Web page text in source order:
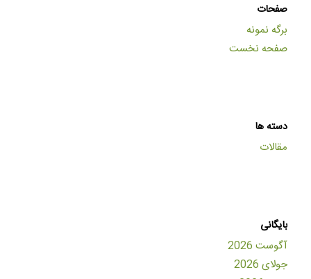
صفحات
برگه نمونه
صفحه نخست
دسته ها
مقالات
بایگانی
آگوست 2026
جولای 2026